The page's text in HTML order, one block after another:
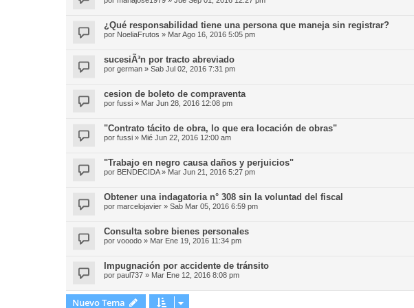
¿Qué responsabilidad tiene una persona que maneja sin registrar?
por NoeliaFrutos » Mar Ago 16, 2016 5:05 pm
sucesiÃ³n por tracto abreviado
por german » Sab Jul 02, 2016 7:31 pm
cesion de boleto de compraventa
por fussi » Mar Jun 28, 2016 12:08 pm
"Contrato tácito de obra, lo que era locación de obras"
por fussi » Mié Jun 22, 2016 12:00 am
"Trabajo en negro causa daños y perjuicios"
por BENDECIDA» Mar Jun 21, 2016 5:27 pm
Obtener una indagatoria n° 308 sin la voluntad del fiscal
por marcelojavier » Sab Mar 05, 2016 6:59 pm
Consulta sobre bienes personales
por vooodo » Mar Ene 19, 2016 11:34 pm
Impugnación por accidente de tránsito
por paul737 » Mar Ene 12, 2016 8:08 pm
Nuevo Tema